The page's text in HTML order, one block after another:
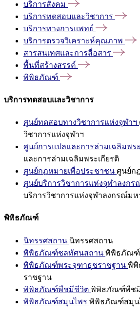
บริการสังคม
บริการทดสอบและวิชาการ
บริการทางการแพทย์
บริการตรวจวิเคราะห์คุณภาพ
สารสนเทศและการสื่อสาร
พื้นที่สร้างสรรค์
พิพิธภัณฑ์
บริการทดสอบและวิชาการ
ศูนย์ทดสอบทางวิชาการแห่งจุฬาฯ
วิชาการแห่งจุฬาฯ
ศูนย์การแปลและการล่ามเฉลิมพร
และการล่ามเฉลิมพระเกียรติ
ศูนย์กฎหมายเพื่อประชาชน ศูนย์ก
ศูนย์บริการวิชาการแห่งจุฬาลงกร
บริการวิชาการแห่งจุฬาลงกรณ์มห
พิพิธภัณฑ์
นิทรรศสถาน นิทรรศสถาน
พิพิธภัณฑ์ชลทัศนสถาน พิพิธภัณฑ์
พิพิธภัณฑ์พระจุฑาธุชราชฐาน พิพิ
ราชฐาน
พิพิธภัณฑ์พืชมีชีวิต พิพิธภัณฑ์พืช
พิพิธภัณฑ์สมุนไพร พิพิธภัณฑ์สมุน